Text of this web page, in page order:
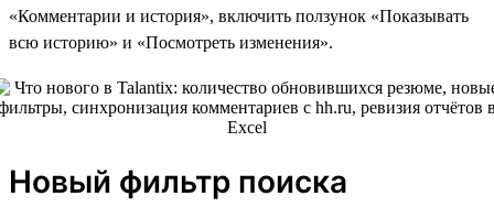
«Комментарии и история», включить ползунок «Показывать
всю историю» и «Посмотреть изменения».
Новый фильтр поиска